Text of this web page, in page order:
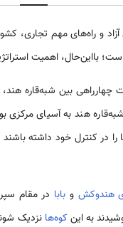
و راه‌های مهم تجاری،
بااین‌حال، اهمیت
بین شبه‌قاره
هند به آسیای
در کنترل خود داشته
هندوکش وبابا در مقام
به این کوه‌ها نزدیک